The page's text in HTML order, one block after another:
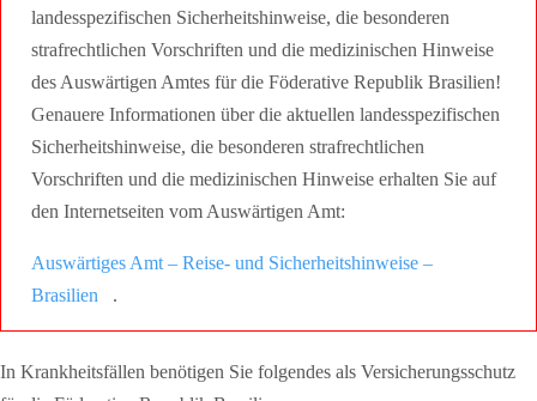
landesspezifischen Sicherheitshinweise, die besonderen
strafrechtlichen Vorschriften und die medizinischen Hinweise
des Auswärtigen Amtes für die Föderative Republik Brasilien!
Genauere Informationen über die aktuellen landesspezifischen
Sicherheitshinweise, die besonderen strafrechtlichen
Vorschriften und die medizinischen Hinweise erhalten Sie auf
den Internetseiten vom Auswärtigen Amt:
Auswärtiges Amt – Reise- und Sicherheitshinweise –
Brasilien
.
In Krankheitsfällen benötigen Sie folgendes als Versicherungsschutz